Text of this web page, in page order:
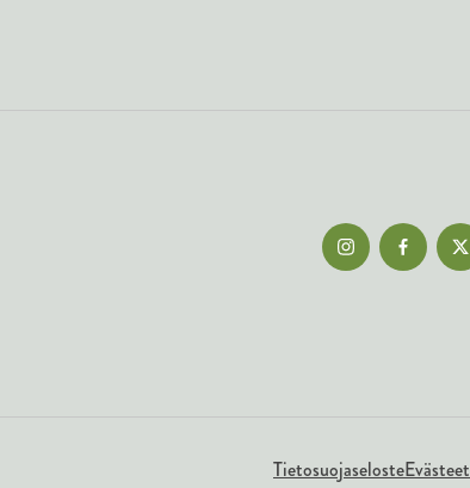
TietosuojaselosteEvästeet